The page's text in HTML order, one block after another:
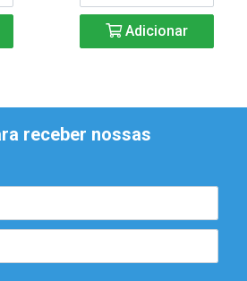
Adicionar
receber nossas